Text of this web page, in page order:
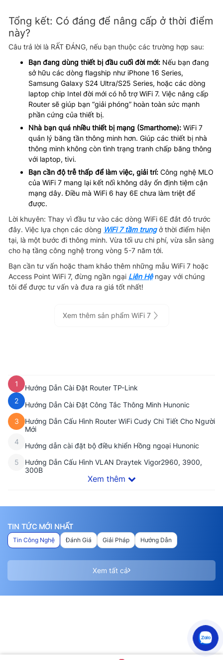
Tổng kết: Có đáng để nâng cấp ở thời điểm
này?
Câu trả lời là RẤT ĐÁNG, nếu bạn thuộc các trường hợp sau:
Bạn đang dùng thiết bị đầu cuối đời mới: Nếu bạn đang
sở hữu các dòng flagship như iPhone 16 Series,
Samsung Galaxy S24 Ultra/S25 Series, hoặc các dòng
laptop chip Intel đời mới có hỗ trợ WiFi 7. Việc nâng cấp
Router sẽ giúp bạn “giải phóng” hoàn toàn sức mạnh
phần cứng của thiết bị.
Nhà bạn quá nhiều thiết bị mạng (Smarthome): WiFi 7
quản lý băng tần thông minh hơn. Giúp các thiết bị nhà
thông minh không còn tình trạng tranh chấp băng thông
với laptop, tivi.
Bạn cần độ trễ thấp để làm việc, giải trí: Công nghệ MLO
của WiFi 7 mang lại kết nối không dây ổn định tiệm cận
mạng dây. Điều mà WiFi 6 hay 6E chưa làm triệt để
được.
Lời khuyên: Thay vì đầu tư vào các dòng WiFi 6E đắt đỏ trước
đây. Việc lựa chọn các dòng WiFi 7 tầm trungở thời điểm hiện
tại, là một bước đi thông minh. Vừa tối ưu chi phí, vừa sẵn sàng
cho hạ tầng công nghệ trong vòng 5-7 năm tới.
Bạn cần tư vấn hoặc tham khảo thêm những mẫu WiFi 7 hoặc
Access Point WiFi 7, đừng ngần ngại Liên Hệngay với chúng
tôi để được tư vấn và đưa ra giá tốt nhất!
Xem thêm sản phẩm WiFi 7
1
Hướng Dẫn Cài Đặt Router TP-Link
2
Hướng Dẫn Cài Đặt Công Tắc Thông Minh Hunonic
3
Hướng Dẫn Cấu Hình Router WiFi Cudy Chi Tiết Cho Người
Mới
4
Hướng dẫn cài đặt bộ điều khiển Hồng ngoại Hunonic
5
Hướng Dẫn Cấu Hình VLAN Draytek Vigor2960, 3900,
300B
Xem thêm
TIN TỨC MỚI NHẤT
Tin Công Nghệ Đánh Giá Giải Pháp Hướng Dẫn
Xem tất cả